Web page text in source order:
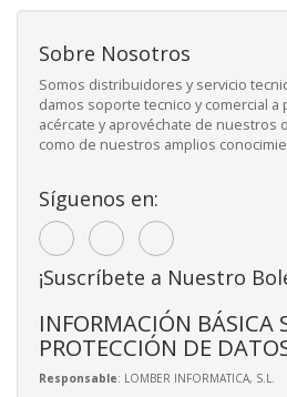
Sobre Nosotros
Somos distribuidores y servicio
damos soporte tecnico y comercial a
acércate y aprovéchate de nuestros
como de nuestros amplios
Síguenos en:
¡Suscríbete a Nuestro
INFORMACIÓN BÁSICA
PROTECCIÓN DE
Responsable: LOMBER INFORMATICA, S.L.